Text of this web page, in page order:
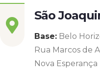
São
Base: Belo
Rua Marcos de
Nova Esperança